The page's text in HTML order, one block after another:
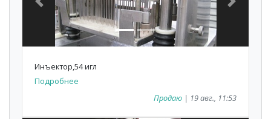
Previous Next
Инъектор,54 игл
Подробнее
Продаю | 19 авг., 11:53